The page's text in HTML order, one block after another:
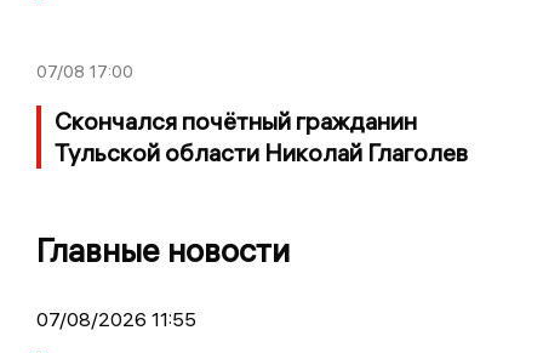
07/08 17:00
Скончался почётный гражданин
Тульской области Николай Глаголев
Главные новости
07/08/2026 11:55